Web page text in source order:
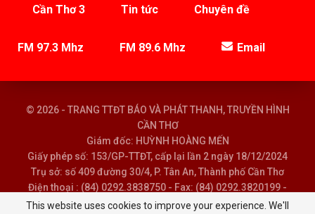
Cần Thơ 3 Tin tức Chuyên đề
FM 97.3 Mhz FM 89.6 Mhz Email
© 2026 - TRANG TTĐT BÁO VÀ PHÁT THANH, TRUYỀN HÌNH
CẦN THƠ
Giám đốc: HUỲNH HOÀNG MẾN
Giấy phép số: 153/GP-TTĐT, cấp lại lần 2 ngày 18/12/2024
Trụ sở: số 409 đường 30/4, P. Tân An, Thành phố Cần Thơ
Điện thoại : (84) 0292.3838750 - Fax: (84) 0292.3820199 -
Email : baoptth@cantho.gov.vn
This website uses cookies to improve your experience. We'll